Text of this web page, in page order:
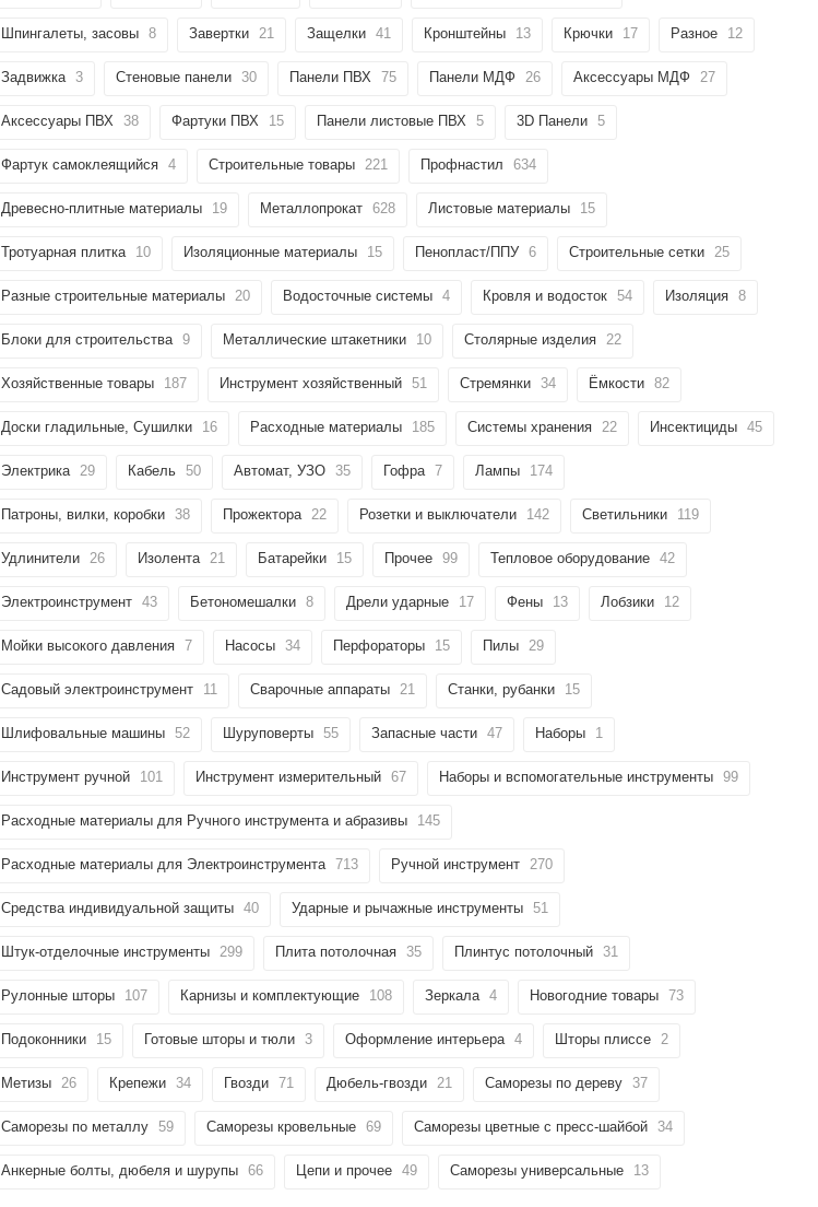
Шпингалеты, засовы 8 Завертки 21 Защелки 41 Кронштейны 13 Крючки 17 Разное 12
Задвижка 3 Стеновые панели 30 Панели ПВХ 75 Панели МДФ 26 Аксессуары МДФ 27
Аксессуары ПВХ 38 Фартуки ПВХ 15 Панели листовые ПВХ 5 3D Панели 5
Фартук самоклеящийся 4 Строительные товары 221 Профнастил 634
Древесно-плитные материалы 19 Металлопрокат 628 Листовые материалы 15
Тротуарная плитка 10 Изоляционные материалы 15 Пенопласт/ППУ 6 Строительные сетки 25
Разные строительные материалы 20 Водосточные системы 4 Кровля и водосток 54 Изоляция 8
Блоки для строительства 9 Металлические штакетники 10 Столярные изделия 22
Хозяйственные товары 187 Инструмент хозяйственный 51 Стремянки 34 Ёмкости 82
Доски гладильные, Сушилки 16 Расходные материалы 185 Системы хранения 22 Инсектициды 45
Электрика 29 Кабель 50 Автомат, УЗО 35 Гофра 7 Лампы 174
Патроны, вилки, коробки 38 Прожектора 22 Розетки и выключатели 142 Светильники 119
Удлинители 26 Изолента 21 Батарейки 15 Прочее 99 Тепловое оборудование 42
Электроинструмент 43 Бетономешалки 8 Дрели ударные 17 Фены 13 Лобзики 12
Мойки высокого давления 7 Насосы 34 Перфораторы 15 Пилы 29
Садовый электроинструмент 11 Сварочные аппараты 21 Станки, рубанки 15
Шлифовальные машины 52 Шуруповерты 55 Запасные части 47 Наборы 1
Инструмент ручной 101 Инструмент измерительный 67 Наборы и вспомогательные инструменты 99
Расходные материалы для Ручного инструмента и абразивы 145
Расходные материалы для Электроинструмента 713 Ручной инструмент 270
Средства индивидуальной защиты 40 Ударные и рычажные инструменты 51
Штук-отделочные инструменты 299 Плита потолочная 35 Плинтус потолочный 31
Рулонные шторы 107 Карнизы и комплектующие 108 Зеркала 4 Новогодние товары 73
Подоконники 15 Готовые шторы и тюли 3 Оформление интерьера 4 Шторы плиссе 2
Метизы 26 Крепежи 34 Гвозди 71 Дюбель-гвозди 21 Саморезы по дереву 37
Саморезы по металлу 59 Саморезы кровельные 69 Саморезы цветные с пресс-шайбой 34
Анкерные болты, дюбеля и шурупы 66 Цепи и прочее 49 Саморезы универсальные 13